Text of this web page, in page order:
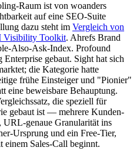
Raum ist von woanders
auf eine SEO-Suite
dazu steht im Vergleich von
Visibility Toolkit. Ahrefs Brand
Also-Ask-Index. Profound
gebaut. Sight hat sich
die Kategorie hatte
frühe Einsteiger und "Pionier"
eine beweisbare Behauptung.
die speziell für
gebaut ist — mehrere Kunden-
URL-genaue Granularität ins
Ursprung und ein Free-Tier,
einem Sales-Call beginnt.